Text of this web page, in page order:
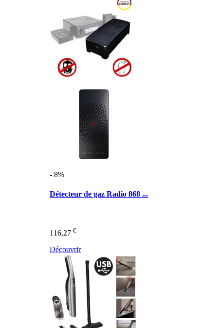
- 8%
Détecteur de gaz Radio 868 ...
116,27 €
Découvrir